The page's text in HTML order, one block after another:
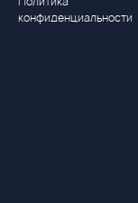
конфиденциальности